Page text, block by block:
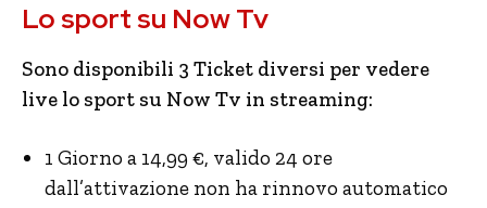
Lo sport su Now Tv
Sono disponibili 3 Ticket diversi per vedere
live lo sport su Now Tv in streaming:
1 Giorno a 14,99 €, valido 24 ore
dall’attivazione non ha rinnovo automatico